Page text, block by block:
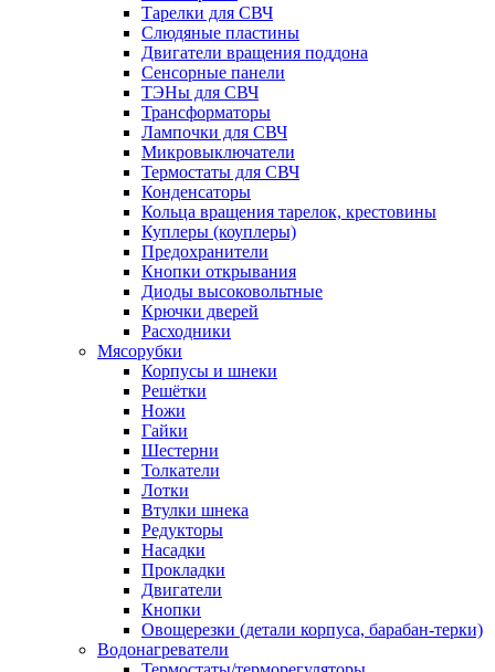
Тарелки для СВЧ
Слюдяные пластины
Двигатели вращения поддона
Сенсорные панели
ТЭНы для СВЧ
Трансформаторы
Лампочки для СВЧ
Микровыключатели
Термостаты для СВЧ
Конденсаторы
Кольца вращения тарелок, крестовины
Куплеры (коуплеры)
Предохранители
Кнопки открывания
Диоды высоковольтные
Крючки дверей
Расходники
Мясорубки
Корпусы и шнеки
Решётки
Ножи
Гайки
Шестерни
Толкатели
Лотки
Втулки шнека
Редукторы
Насадки
Прокладки
Двигатели
Кнопки
Овощерезки (детали корпуса, барабан-терки)
Водонагреватели